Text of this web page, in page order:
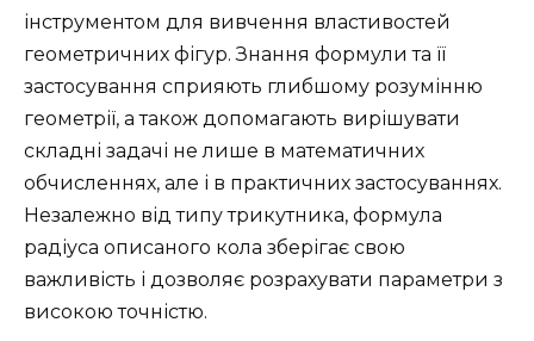
інструментом для вивчення властивостей
геометричних фігур. Знання формули та її
застосування сприяють глибшому розумінню
геометрії, а також допомагають вирішувати
складні задачі не лише в математичних
обчисленнях, але і в практичних застосуваннях.
Незалежно від типу трикутника, формула
радіуса описаного кола зберігає свою
важливість і дозволяє розрахувати параметри з
високою точністю.